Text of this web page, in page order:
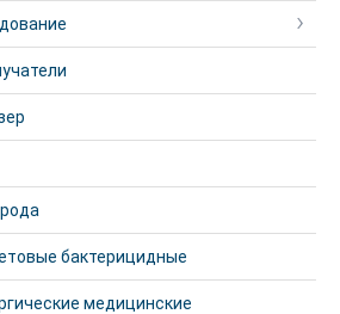
бактерицидные
медицинские